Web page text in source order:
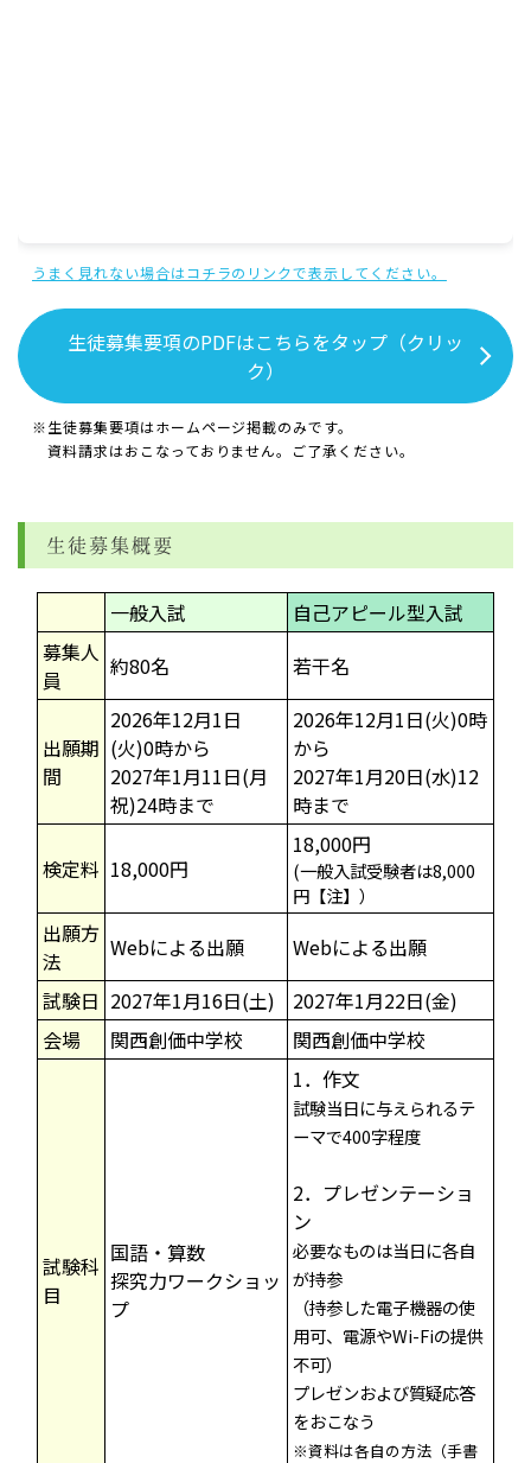
うまく見れない場合はコチラのリンクで表示してください。
生徒募集要項のPDFはこちらをタップ（クリッ
ク）
※生徒募集要項はホームページ掲載のみです。
資料請求はおこなっておりません。ご了承ください。
生徒募集概要
一般入試
自己アピール型入試
募集人
員
約80名 若干名
出願期
間
2026年12月1日
(火)0時から
2027年1月11日(月
祝)24時まで
2026年12月1日(火)0時
から
2027年1月20日(水)12
時まで
検定料 18,000円
18,000円
(一般入試受験者は8,000
円【注】）
出願方
法
Webによる出願
Webによる出願
試験日 2027年1月16日(土)
2027年1月22日(金)
会場
関西創価中学校 関西創価中学校
試験科
目
国語・算数
探究力ワークショッ
プ
1．作文
試験当日に与えられるテ
ーマで400字程度
2．プレゼンテーショ
ン
必要なものは当日に各自
が持参
（持参した電子機器の使
用可、電源やWi-Fiの提供
不可）
プレゼンおよび質疑応答
をおこなう
※資料は各自の方法（手書